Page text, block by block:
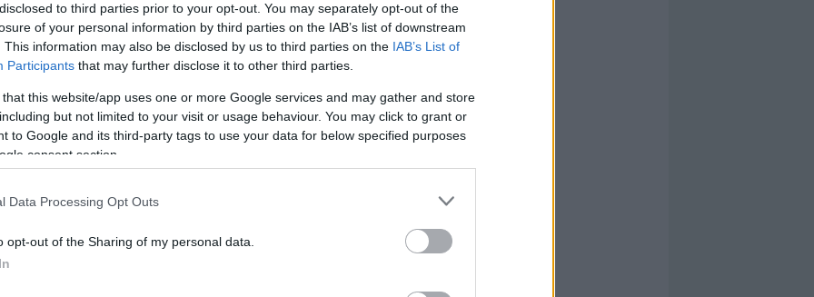
to third parties prior to your opt-out. You may separately opt-out of the
of your personal information by third parties on the IAB’s list of downstream
This information may also be disclosed by us to third parties on the IAB’s List of
Participants that may further disclose it to other third parties.
that this website/app uses one or more Google services and may gather and store
but not limited to your visit or usage behaviour. You may click to grant or
to Google and its third-party tags to use your data for below specified purposes
consent section.
Data Processing Opt Outs
opt-out of the Sharing of my personal data.
Reading y Anderlecht. Un central con cierta
Laguardia y Tachi.
jornada 1
futbolistas destacaron en la jornada 1 pese a
valor de mercado inferior a los 3 millones. ¡A comprar
suban de valor!